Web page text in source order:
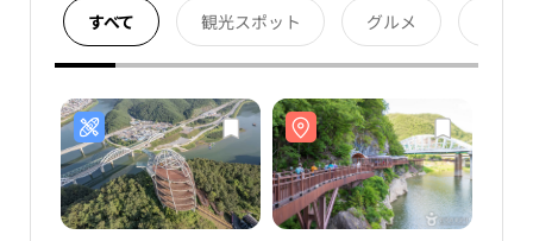
すべて 観光スポット グルメ